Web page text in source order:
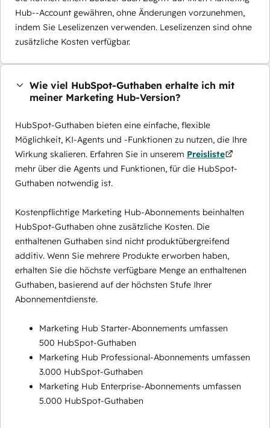
Hub--Account gewähren, ohne Änderungen vorzunehmen,
indem Sie Leselizenzen verwenden. Leselizenzen sind ohne
zusätzliche Kosten verfügbar.
Wie viel HubSpot-Guthaben erhalte ich mit
meiner Marketing Hub-Version?
HubSpot-Guthaben bieten eine einfache, flexible
Möglichkeit, KI-Agents und -Funktionen zu nutzen, die Ihre
Wirkung skalieren. Erfahren Sie in unserem Preisliste
mehr über die Agents und Funktionen, für die HubSpot-
Guthaben notwendig ist.
Kostenpflichtige Marketing Hub-Abonnements beinhalten
HubSpot-Guthaben ohne zusätzliche Kosten. Die
enthaltenen Guthaben sind nicht produktübergreifend
additiv. Wenn Sie mehrere Produkte erworben haben,
erhalten Sie die höchste verfügbare Menge an enthaltenen
Guthaben, basierend auf der höchsten Stufe Ihrer
Abonnementdienste.
Marketing Hub Starter-Abonnements umfassen
500 HubSpot-Guthaben
Marketing Hub Professional-Abonnements umfassen
3.000 HubSpot-Guthaben
Marketing Hub Enterprise-Abonnements umfassen
5.000 HubSpot-Guthaben